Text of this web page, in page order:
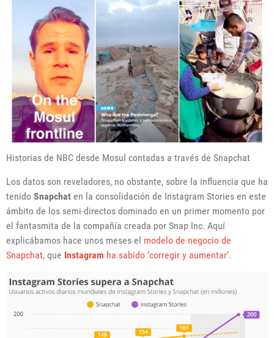
Historias de NBC desde Mosul contadas a través de Snapchat
Los datos son reveladores, no obstante, sobre la influencia que ha
tenido Snapchat en la consolidación de Instagram Stories en este
ámbito de los semi-directos dominado en un primer momento por
el fantasmita de la compañía creada por Snap Inc. Aquí
explicábamos hace unos meses el modelo de negocio de
Snapchat, que Instagram ha sabido ‘corregir y aumentar’.